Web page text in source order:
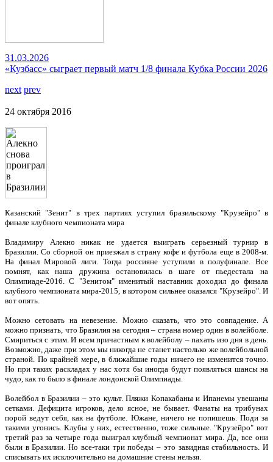
31.03.2026
«Кузбасс» сыграет первый матч 1/8 финала Кубка России 2026
next prev
24 октября 2016
Казанский "Зенит" в трех партиях уступил бразильскому "Крузейро" в
финале клубного чемпионата мира
Владимиру Алекно никак не удается выиграть серьезный турнир в
Бразилии. Со сборной он приезжал в страну кофе и футбола еще в 2008-м.
На финал Мировой лиги. Тогда россияне уступили в полуфинале. Все
помнят, как наша дружина остановилась в шаге от пьедестала на
Олимпиаде-2016. С "Зенитом" именитый наставник доходил до финала
клубного чемпионата мира-2015, в котором сильнее оказался "Крузейро". И
вот опять.
Можно сетовать на невезение. Можно сказать, что это совпадение. А
можно признать, что Бразилия на сегодня – страна номер один в волейболе.
Смириться с этим. И всем причастным к волейболу – пахать изо дня в день.
Возможно, даже при этом мы никогда не станет настолько же волейбольной
страной. По крайней мере, в ближайшие годы ничего не изменится точно.
Но при таких раскладах у нас хотя бы иногда будут появляться шансы на
чудо, как то было в финале лондонской Олимпиады.
Волейбол в Бразилии – это культ. Пляжи Копакабаны и Ипанемы увешаны
сетками. Дефицита игроков, дело ясное, не бывает. Фанаты на трибунах
порой ведут себя, как на футболе. Южане, ничего не попишешь. Поди за
такими угонись. Клубы у них, естественно, тоже сильные. "Крузейро" вот
третий раз за четыре года выиграл клубный чемпионат мира. Да, все они
были в Бразилии. Но все-таки три победы – это завидная стабильность. И
списывать их исключительно на домашние стены нельзя.